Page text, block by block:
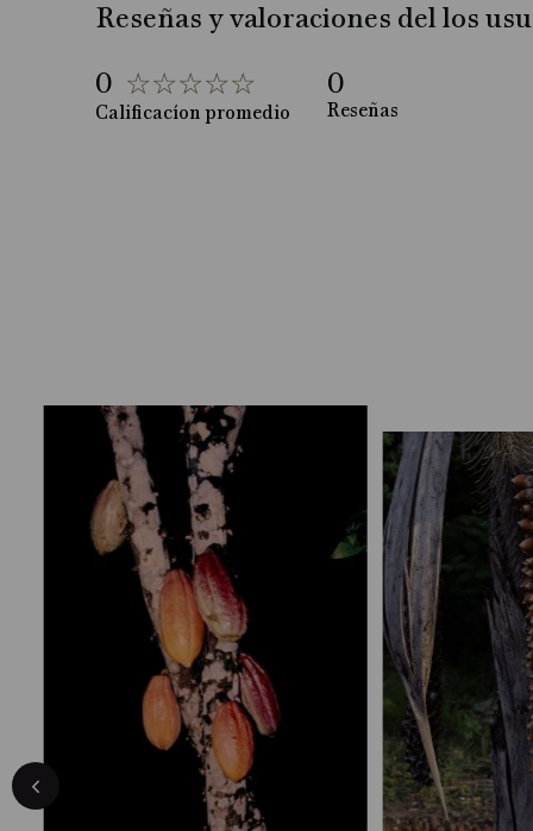
Reseñas y valoraciones del los
☆☆☆☆☆
0 0